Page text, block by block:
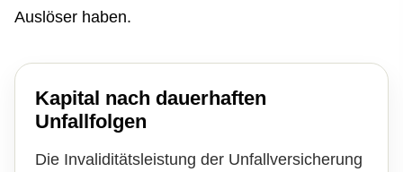
Auslöser haben.
Kapital nach dauerhaften
Unfallfolgen
Die Invaliditätsleistung der Unfall­ver­si­che­rung